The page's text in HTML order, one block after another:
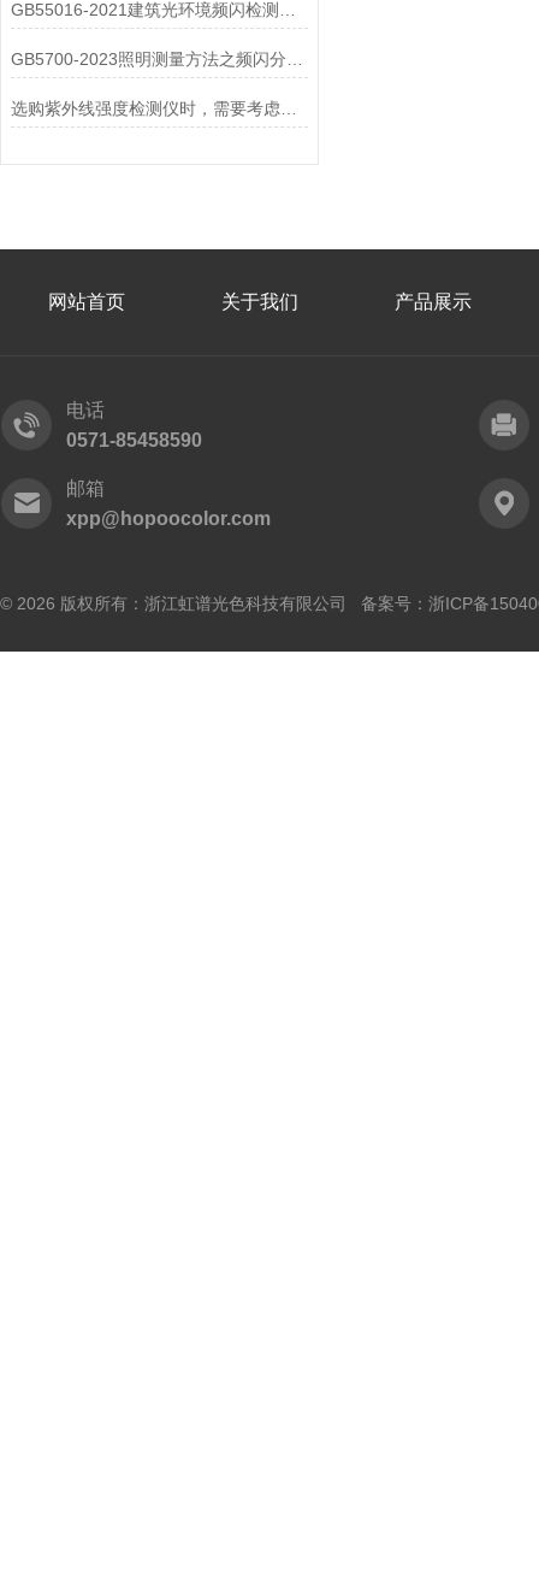
选购紫外线强度检测仪时，需要考虑的问题
网站首页 关于我们 产品展示
电话
0571-85458590
邮箱
xpp@hopoocolor.com
© 2026 版权所有：浙江虹谱光色科技有限公司 备案号： 浙ICP备